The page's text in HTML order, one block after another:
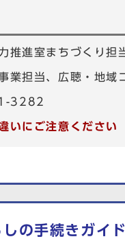
推進室まちづくり担
業担当、広聴・地
3282
いにご注意ください
しの手続きガイド